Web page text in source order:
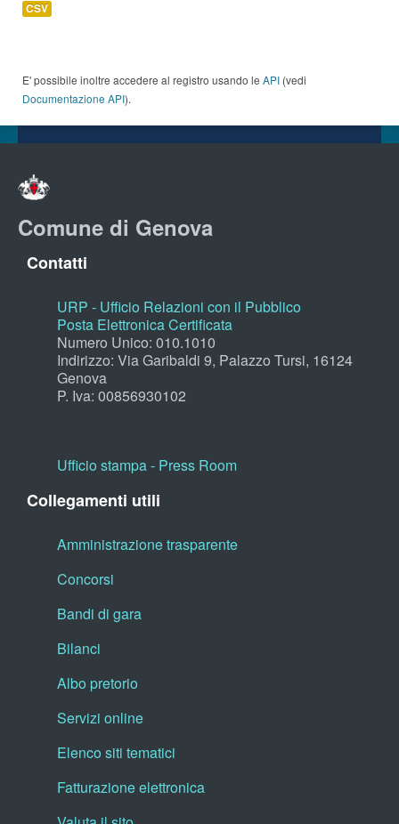
CSV
E' possibile inoltre accedere al registro usando le API (vedi
Documentazione API).
Comune di Genova
Contatti
URP - Ufficio Relazioni con il Pubblico
Posta Elettronica Certificata
Numero Unico: 010.1010
Indirizzo: Via Garibaldi 9, Palazzo Tursi, 16124
Genova
P. Iva: 00856930102
Ufficio stampa - Press Room
Collegamenti utili
Amministrazione trasparente
Concorsi
Bandi di gara
Bilanci
Albo pretorio
Servizi online
Elenco siti tematici
Fatturazione elettronica